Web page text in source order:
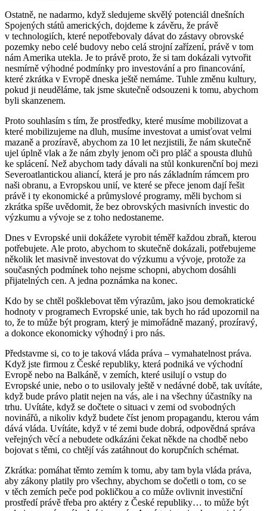
Ostatně, ne nadarmo, když sledujeme skvělý potenciál dnešních
Spojených států amerických, dojdeme k závěru, že právě
v technologiích, které nepotřebovaly dávat do zástavy obrovské
pozemky nebo celé budovy nebo celá strojní zařízení, právě v tom
nám Amerika utekla. Je to právě proto, že si tam dokázali vytvořit
nesmírně výhodné podmínky pro investování a pro financování,
které zkrátka v Evropě dneska ještě nemáme. Tuhle změnu kultury,
pokud ji neuděláme, tak jsme skutečně odsouzeni k tomu, abychom
byli skanzenem.
Proto souhlasím s tím, že prostředky, které musíme mobilizovat a
které mobilizujeme na dluh, musíme investovat a umisťovat velmi
mazaně a prozíravě, abychom za 10 let nezjistili, že nám skutečně
ujel úplně vlak a že nám zbyly jenom oči pro pláč a spousta dluhů
ke splácení. Než abychom tady dávali na stůl konkurenční boj mezi
Severoatlantickou aliancí, která je pro nás základním rámcem pro
naši obranu, a Evropskou unií, ve které se přece jenom dají řešit
právě i ty ekonomické a průmyslové programy, měli bychom si
zkrátka spíše uvědomit, že bez obrovských masivních investic do
výzkumu a vývoje se z toho nedostaneme.
Dnes v Evropské unii dokážete vyrobit téměř každou zbraň, kterou
potřebujete. Ale proto, abychom to skutečně dokázali, potřebujeme
několik let masivně investovat do výzkumu a vývoje, protože za
současných podmínek toho nejsme schopni, abychom dosáhli
přijatelných cen. A jedna poznámka na konec.
Kdo by se chtěl pošklebovat těm výrazům, jako jsou demokratické
hodnoty v programech Evropské unie, tak bych ho rád upozornil na
to, že to může být program, který je mimořádně mazaný, prozíravý,
a dokonce ekonomicky výhodný i pro nás.
Představme si, co to je taková vláda práva – vymahatelnost práva.
Když jste firmou z České republiky, která podniká ve východní
Evropě nebo na Balkáně, v zemích, které usilují o vstup do
Evropské unie, nebo o to usilovaly ještě v nedávné době, tak uvítáte,
když bude právo platit nejen na vás, ale i na všechny účastníky na
trhu. Uvítáte, když se dočtete o situaci v zemi od svobodných
novinářů, a nikoliv když budete číst jenom propagandu, kterou vám
dává vláda. Uvítáte, když v té zemi bude dobrá, odpovědná správa
veřejných věcí a nebudete odkázáni čekat někde na chodbě nebo
bojovat s těmi, co chtějí vás zatáhnout do korupčních schémat.
Zkrátka: pomáhat těmto zemím k tomu, aby tam byla vláda práva,
aby zákony platily pro všechny, abychom se dočetli o tom, co se
v těch zemích peče pod pokličkou a co může ovlivnit investiční
prostředí právě třeba pro aktéry z České republiky… to může být